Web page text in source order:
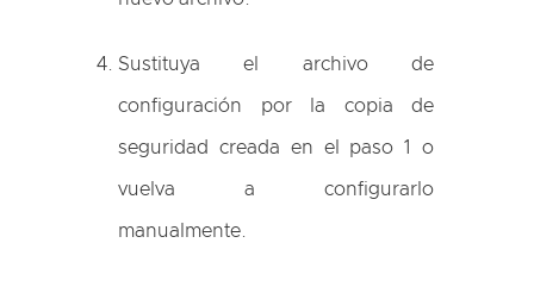
Sustituya el archivo de
configuración por la copia de
seguridad creada en el paso 1 o
vuelva a configurarlo
manualmente.